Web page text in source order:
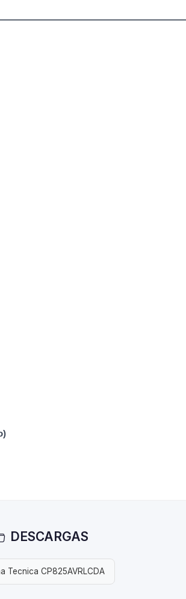
DESCARGAS
Tecnica CP825AVRLCDA